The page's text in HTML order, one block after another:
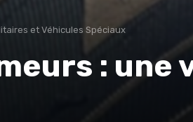
et Véhicules Spéciaux
: une